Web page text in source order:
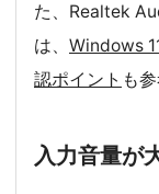
た、Realtek
は、 Windows
認ポイント も
入力音量が